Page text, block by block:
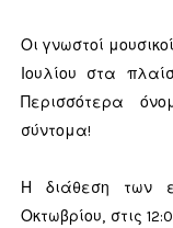
Οι γνωστοί
Ιουλίου στα
Περισσότερα
σύντομα!
Η διάθεση των
Οκτωβρίου, στις